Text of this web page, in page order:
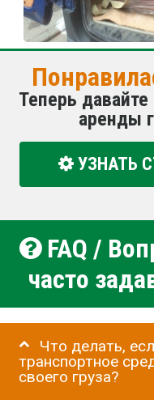
Теперь
аренды
УЗНАТЬ
FAQ /
часто
Что делать,
транспортное
своего груза?